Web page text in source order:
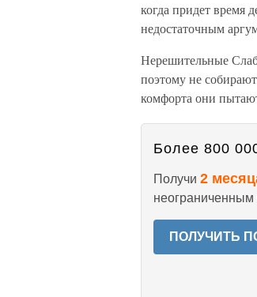
когда придет время
недостаточным
Нерешительные
поэтому не
комфорта они
Более 800
Получи 2
неограниченным
ПОЛУЧИТЬ